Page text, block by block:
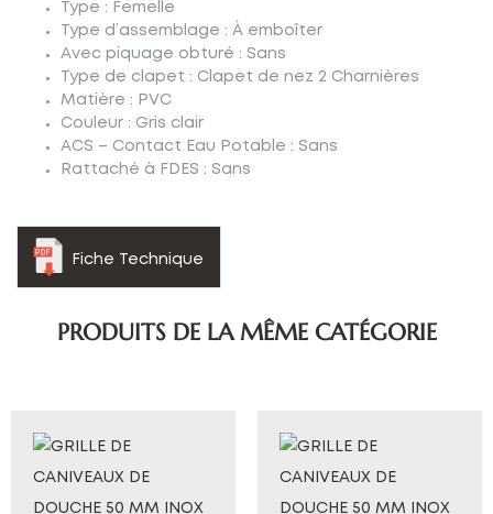
Type : Femelle
Type d’assemblage : À emboîter
Avec piquage obturé : Sans
Type de clapet : Clapet de nez 2 Charnières
Matière : PVC
Couleur : Gris clair
ACS – Contact Eau Potable : Sans
Rattaché à FDES : Sans
Fiche Technique
PRODUITS DE LA MÊME CATÉGORIE